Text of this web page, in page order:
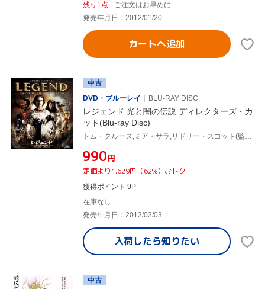
残り1点
ご注文はお早めに
発売年月日：2012/01/20
カートへ追加
中古
DVD・ブルーレイ
BLU-RAY DISC
レジェンド 光と闇の伝説 ディレクターズ・カ
ット(Blu-ray Disc)
トム・クルーズ,ミア・サラ,リドリー・スコット(監督),ジェリー・ゴールドスミス(音楽)
¥990円
定価より1,629円（62%）おトク
獲得ポイント 9P
在庫なし
発売年月日：2012/02/03
入荷したら知りたい
中古